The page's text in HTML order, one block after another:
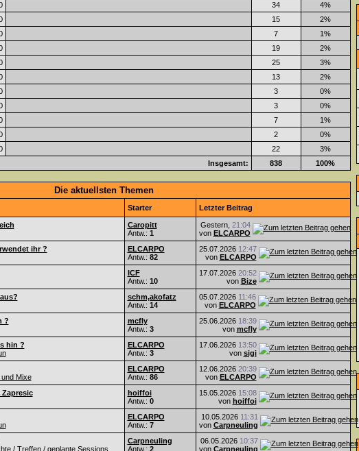
34
4%
15
2%
7
1%
19
2%
25
3%
13
2%
3
0%
3
0%
7
1%
2
0%
22
3%
Insgesamt:
838 100%
Die aktuellsten Themen
Starter Letzter Beitrag
Caropitt
Antw.: 1
Gestern, 21:04
von ELCARPO
ihr ?
ELCARPO
Antw.: 82
25.07.2026 12:47
von ELCARPO
ICF
Antw.: 10
17.07.2026 20:52
von Bize
schm,akofatz
Antw.: 14
05.07.2026 11:46
von ELCARPO
?
mcfly
Antw.: 3
25.06.2026 18:39
von mcfly
hin ?
ELCARPO
Antw.: 3
17.06.2026 13:50
von sigi
Mixe
ELCARPO
Antw.: 86
12.06.2026 20:39
von ELCARPO
Zapresic
hoiffoi
Antw.: 0
15.05.2026 15:08
von hoiffoi
ELCARPO
Antw.: 7
10.05.2026 11:31
von Carpneuling
/ Treffen / geplante Sessions
Carpneuling
Antw.: 2
06.05.2026 10:37
von Carpneuling